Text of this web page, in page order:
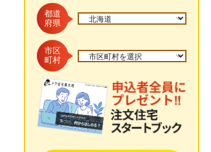
都道
府県
市区
町村